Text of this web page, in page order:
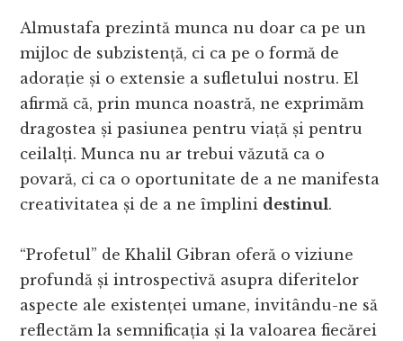
Almustafa prezintă munca nu doar ca pe un
mijloc de subzistență, ci ca pe o formă de
adorație și o extensie a sufletului nostru. El
afirmă că, prin munca noastră, ne exprimăm
dragostea și pasiunea pentru viață și pentru
ceilalți. Munca nu ar trebui văzută ca o
povară, ci ca o oportunitate de a ne manifesta
creativitatea și de a ne împlini destinul.
“Profetul” de Khalil Gibran oferă o viziune
profundă și introspectivă asupra diferitelor
aspecte ale existenței umane, invitându-ne să
reflectăm la semnificația și la valoarea fiecărei